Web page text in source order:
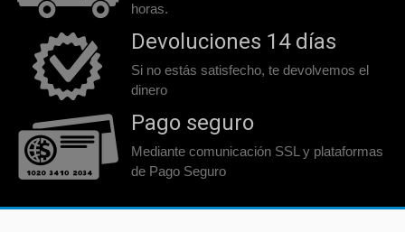
horas.
Devoluciones 14 días
Si no estás satisfecho, te devolvemos el
dinero
Pago seguro
Mediante comunicación SSL y plataformas
de Pago Seguro